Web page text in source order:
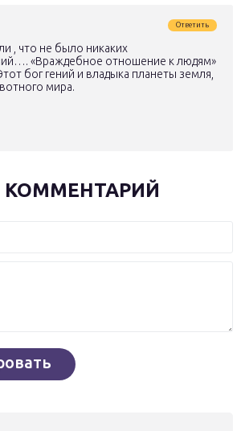
Ответить
, что не было никаких
«Враждебное отношение к людям»
бог гений и владыка планеты земля,
мира.
КОММЕНТАРИЙ